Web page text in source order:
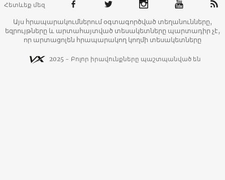
Հետևեք մեզ
Այս հրապարակումներում օգտագործված տեղանունները,
եզրույթները և արտահայտված տեսակետները պարտադիր չէ,
որ արտացոլեն հրապարակող կողմի տեսակետները
2025 - Բոլոր իրավունքները պաշտպանված են